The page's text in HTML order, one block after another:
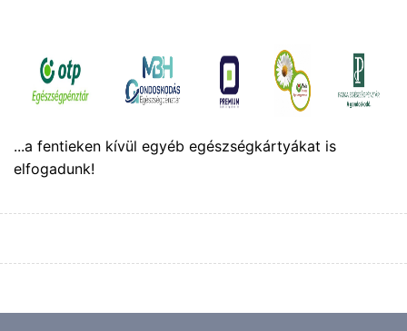
...a fentieken kívül egyéb egészségkártyákat is
elfogadunk!